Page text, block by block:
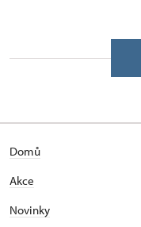
Domů
Akce
Novinky